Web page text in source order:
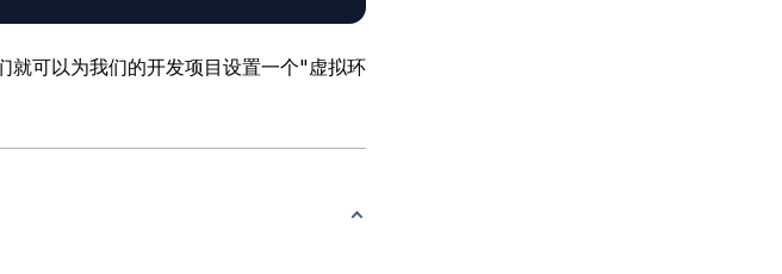
可以为我们的开发项目设置一个"虚拟环